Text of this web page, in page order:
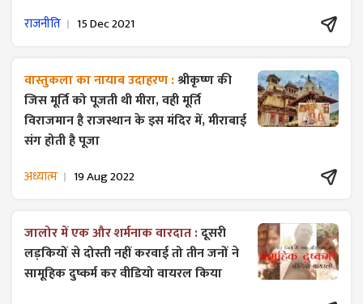
राजनीति 15 Dec 2021
वास्तुकला का नायाब उदाहरण :श्रीकृष्ण की
जिस मूर्ति को पूजती थी मीरा, वही मूर्ति
विराजमान है राजस्थान के इस मंदिर में, मीराबाई
संग होती है पूजा
अध्यात्म 19 Aug 2022
जालोर में एक और शर्मनाक वारदात :दूसरी
लड़कियों से दोस्ती नहीं करवाई तो तीन जनों ने
सामूहिक दुष्कर्म कर वीडियो वायरल किया